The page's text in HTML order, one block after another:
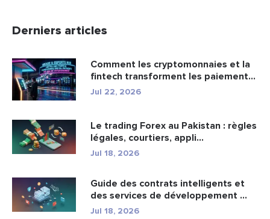
Derniers articles
Comment les cryptomonnaies et la
fintech transforment les paiement...
Jul 22, 2026
Le trading Forex au Pakistan : règles
légales, courtiers, appli...
Jul 18, 2026
Guide des contrats intelligents et
des services de développement ...
Jul 18, 2026